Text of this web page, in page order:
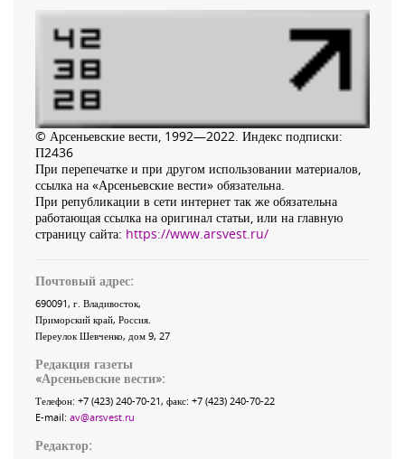
© Арсеньевские вести, 1992—2022. Индекс подписки:
П2436
При перепечатке и при другом использовании материалов,
ссылка на «Арсеньевские вести» обязательна.
При републикации в сети интернет так же обязательна
работающая ссылка на оригинал статьи, или на главную
страницу сайта: https://www.arsvest.ru/
Почтовый адрес:
690091, г. Владивосток,
Приморский край, Россия
Переулок Шевченко, дом 9, 27
Редакция газеты
«Арсеньевские вести»:
Телефон: +7 (423) 240-70-21, факс: +7 (423) 240-70-22
E-mail: av@arsvest.ru
Редактор: